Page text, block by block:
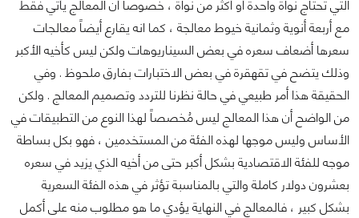
التي تحتاج نواة واحدة أو أكثر من نواة ، خصوصاً أن المعالج يأتي فقط
مع أربعة أنوية وثمانية خيوط معالجة ، كما انه يقارع أيضاً معالجات
سعرها أضعاف سعره في بعض السيناريوهات ولكن ليس كأخيه الأكبر
وذلك يتضح في تقهقرة في بعض الاختبارات بفارق ملحوظ . وفي
الحقيقة هذا أمر طبيعي في حالة نظرنا للتردد وتصميم المعالج . ولكن
من الواضح أن هذا المعالج ليس مُخصصاً لهذا النوع من التطبيقات في
الأساس وليس موجها لهذه الفئة من المستخدمين ، فهو بكل بساطة
موجه للفئة الاقتصادية بشكل أكبر حتى من أخيه الذي يزيد في سعره
بعشرون دولار كاملة والتي بالمناسبة تؤثر في هذه الفئة السعرية
بشكل كبير ، فالمعالج في النهاية يؤدي ما هو مطلوب منه على أكمل